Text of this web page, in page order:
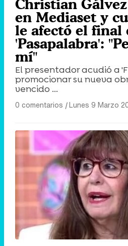
Christian
en Mediaset y
le afectó el final
'Pasapalabra':
mí"
El presentador acudió a
promocionar su nueva
vencido ...
0 comentarios |Lunes 9 Marzo